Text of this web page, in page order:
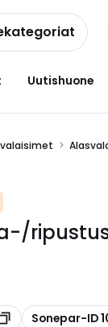
Uutishuone
Kopioi
Sonepar-ID